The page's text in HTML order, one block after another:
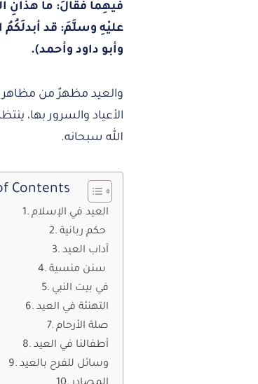
فيهِما فقالَ: ما هذانِ
عليْهِ وسلَّمَ: قد أبدلَكُمُ
وأبو داود وأحمد).
والعيد مظهرٌ من
الأعياد والسرور بها،
الله سبحانه.
Contents
العيد في الإسلام
آداب العيد
في بيت النبي
التهنئة في العيد
صلة الأرحام
أطفالنا في العيد
وسائل للفرح بالعيد